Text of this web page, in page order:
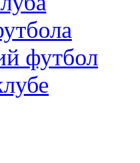
футбол